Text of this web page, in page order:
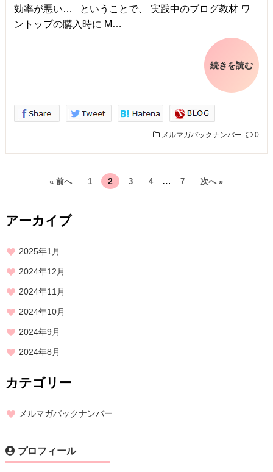
効率が悪い… ということで、 実践中のブログ教材 ワ
ントップの購入時に M…
続きを読む
メルマガバックナンバー 0
« 前へ 1 2 3 4 … 7 次へ »
アーカイブ
2025年1月
2024年12月
2024年11月
2024年10月
2024年9月
2024年8月
カテゴリー
メルマガバックナンバー
プロフィール